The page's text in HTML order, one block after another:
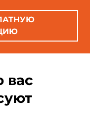
вас